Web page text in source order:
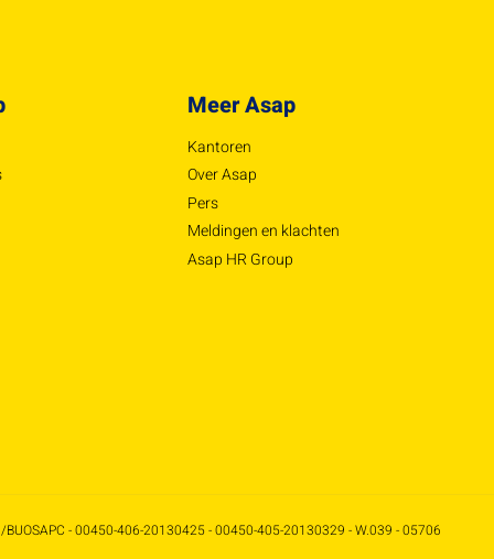
Meer Asap
Kantoren
Over Asap
Pers
Meldingen en klachten
Asap HR Group
BUOSAPC - 00450-406-20130425 - 00450-405-20130329 - W.039 - 05706